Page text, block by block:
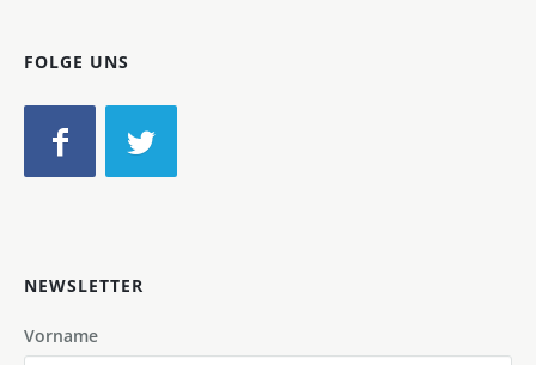
FOLGE UNS
NEWSLETTER
Vorname